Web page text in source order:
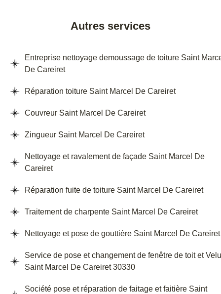
Autres services
Entreprise nettoyage demoussage de toiture Saint
De Careiret
Réparation toiture Saint Marcel De Careiret
Couvreur Saint Marcel De Careiret
Zingueur Saint Marcel De Careiret
Nettoyage et ravalement de façade Saint Marcel De
Careiret
Réparation fuite de toiture Saint Marcel De Careiret
Traitement de charpente Saint Marcel De Careiret
Nettoyage et pose de gouttière Saint Marcel De Careiret
Service de pose et changement de fenêtre de toit et
Saint Marcel De Careiret 30330
Société pose et réparation de faitage et faitière Saint